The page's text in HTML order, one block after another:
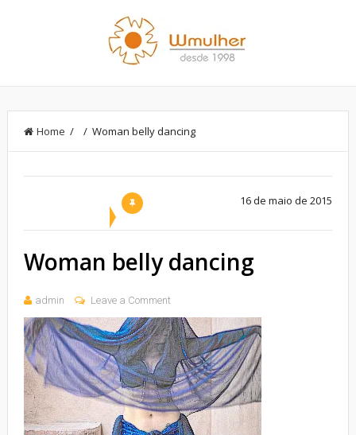
Home / / Woman belly dancing
16 de maio de 2015
Woman belly dancing
admin Leave a Comment